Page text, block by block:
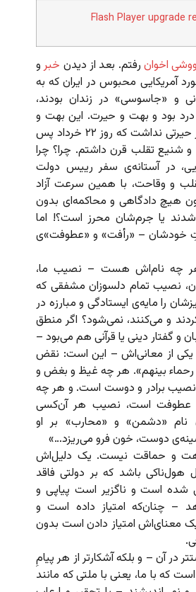
Flash Player upgrade
اخوان رفتم. بعد از دیدن خبرو
آمریکایی محبوس در ایران که به
و «جاسوسی» در زندان بودند،
بود و بهت و حیرت. این بهت و
حیرت، دست‌کمی از حیرتی نداشت که روز ۲۲ خرداد پس
و شنیع تقلب قرن داشتم. چرا؟ چرا
در آستانه‌ی سفر رییس دولت
و وقاحت، با همین سرعت آزاد
هیچ دادگاهی و محاکمه‌ای بدون
شدند یا جرم‌شان محرز است؟! اما
خودشان – «رأفت» و «عطوفت‌»ی
هر چه نام‌اش هست – نصیب ما،
نصیب تمام دلسوزان مشفقی که
را مایه‌ی ایستادگی و مبارزه در
و می‌کنند، نمی‌شود؟ اگر منطق
و گفتار دینی یا قرآنی هم می‌بود –
یکی از معانی‌اش – این است: نقض
و رحماء بینهم». هر چه غیظ و بغض و
نصیب برادر و دوست است. و هر چه
عطوفت است، نصیب هر آن‌کسی
«دشمن» و «محارب» بر او
دوست، خون فرو می‌ریزد…»
و حماقت نیست. یک دلیل‌اش
باشد که بر دولتی فاقد
است و ناگزیر است پیاپی و
– چنان‌که امتیاز داده است و
معنای‌اش امتیاز دادن است بدون
در آن – و بلکه آشکارتر از هر پیامِ
که با ما، یعنی با ملتی که مانند